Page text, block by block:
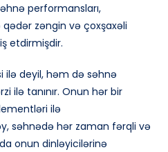
performansları,
zəngin və çoxşaxəli
etdirmişdir.
ilə deyil, həm də səhnə
ilə tanınır. Onun hər bir
ilə
səhnədə hər zaman fərqli və
onun dinləyicilərinə